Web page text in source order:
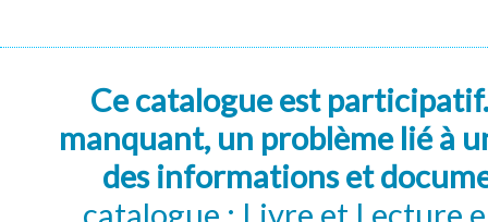
Ce catalogue est
manquant, un problème lié à
des informations et
catalogue : Livre et Lecture